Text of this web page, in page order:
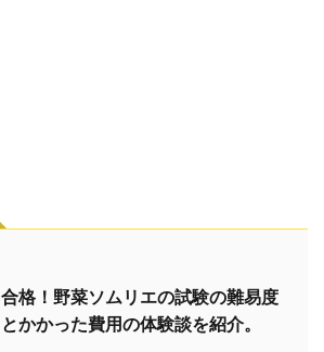
合格！野菜ソムリエの試験の難易度
とかかった費用の体験談を紹介。